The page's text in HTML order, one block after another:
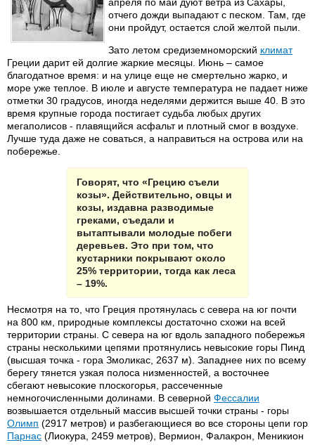
отчего дожди выпадают с песком. Там, где
они пройдут, остается слой желтой пыли.
Зато летом средиземноморский климат
Греции дарит ей долгие жаркие месяцы. Июнь – самое
благодатное время: и на улице еще не смертельно жарко, и
море уже теплое. В июле и августе температура не падает ниже
отметки 30 градусов, иногда неделями держится выше 40. В это
время крупные города постигает судьба любых других
мегаполисов - плавящийся асфальт и плотный смог в воздухе.
Лучше туда даже не соваться, а направиться на острова или на
побережье.
Говорят, что «Грецию съели
козы». Действительно, овцы и
козы, издавна разводимые
греками, съедали и
вытаптывали молодые побеги
деревьев. Это при том, что
кустарники покрывают около
25% территории, тогда как леса
– 19%.
Несмотря на то, что Греция протянулась с севера на юг почти
на 800 км, природные комплексы достаточно схожи на всей
территории страны. С севера на юг вдоль западного побережья
страны несколькими цепями протянулись невысокие горы Пинд
(высшая точка - гора Змоликас, 2637 м). Западнее них по всему
берегу тянется узкая полоса низменностей, а восточнее
сбегают невысокие плоскогорья, рассеченные
немногочисленными долинами. В северной Фессалии
возвышается отдельный массив высшей точки страны - горы
Олимп (2917 метров) и разбегающиеся во все стороны цепи гор
Парнас (Лиокура, 2459 метров), Вермион, Фалакрон, Меникион